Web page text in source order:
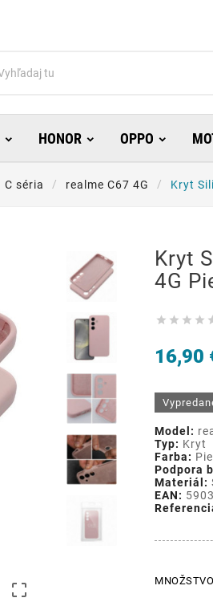
HONOR OPPO
C séria realme C67 4G Kryt

Kryt
4G
   
16,90
Model:
Typ: Kryt
Farba:
Podpora
Materiál:
EAN: